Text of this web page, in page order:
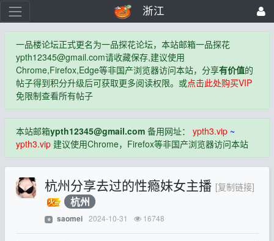
浙江
一品楼论坛正式更名为一品探花论坛，本站邮箱一品探花
ypth12345@gmail.com请收藏保存,建议使用
Chrome,Firefox,Edge等非国产浏览器访问本站，分享有价值的
帖子得到积分升级后可获取更多阅读权限。或点击此处购买VIP
免限制查看所有帖子
本站邮箱ypth12345@gmail.com备用网址： ypth3.vip~
ypth3.vip建议使用Chrome，Firefox等非国产浏览器访问本站
杭州分享去过的性瘾妹女主播 [复制链接]
杭州
⭐ saomei 2024-10-31 16748